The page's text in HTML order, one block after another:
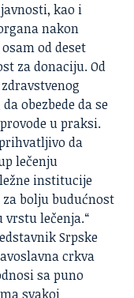
kao i
nakon
od deset
za donaciju. Od
obezbede da se
u praksi.
da
lečenju
institucije
bolju budućnost
lečenja.“
Srpske
crkva
sa puno
svakoj